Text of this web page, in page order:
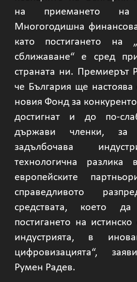
на приемането на
Многогодишна
като постигането на
сближаване“ е сред
страната ни. Премиерът
че България ще настоява
новия Фонд за
достигнат и до по-
държави членки,
задълбочава
технологична
европейските
справедливото
средствата, което
постигането на
индустрията, в
цифровизацията“,
Румен Радев.